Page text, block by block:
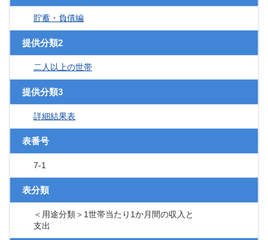
貯蓄・負債編
提供分類2
二人以上の世帯
提供分類3
詳細結果表
表番号
7-1
表分類
＜用途分類＞1世帯当たり1か月間の収入と
支出